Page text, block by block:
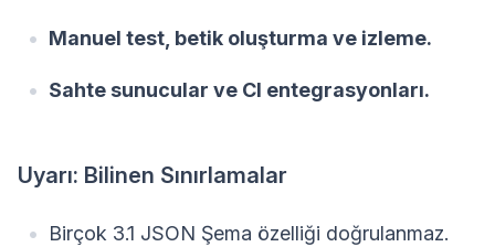
Manuel test, betik oluşturma ve izleme.
Sahte sunucular ve CI entegrasyonları.
Uyarı: Bilinen Sınırlamalar
Birçok 3.1 JSON Şema özelliği doğrulanmaz.